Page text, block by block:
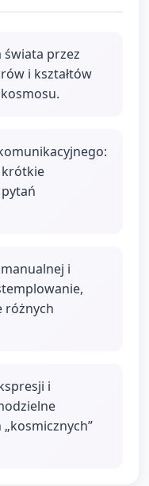
świata przez
i kształtów
krótkie
i
różnych
i